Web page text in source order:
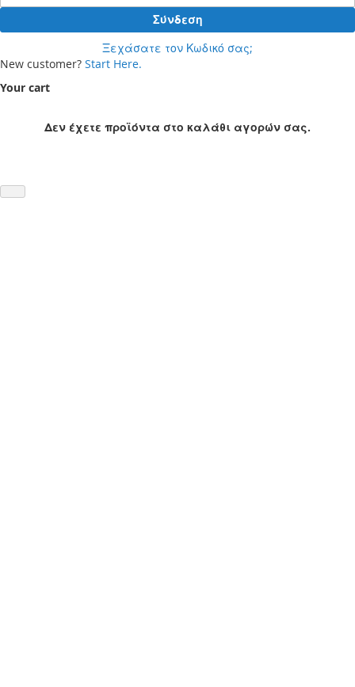
Σύνδεση
Ξεχάσατε τον Κωδικό σας;
New customer? Start Here.
Your cart
Δεν έχετε προϊόντα στο καλάθι αγορών σας.